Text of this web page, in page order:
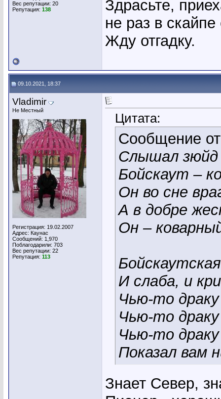
Вес репутации: 20
Репутация: 138
Здрасьте,
не раз в
Жду отгадку.
09.10.2021, 18:37
Vladimir
Не Местный
Регистрация: 19.02.2007
Адрес: Каунас
Сообщений: 1,970
Поблагодарили: 703
Вес репутации: 22
Репутация: 113
Цитата:
Сообщение
Слышал зюйд
Бойскаут –
Он во сне
А в добре
Он –
И слаба, и
Чью-то
Чью-то
Чью-то
Показал вам
Знает Север,